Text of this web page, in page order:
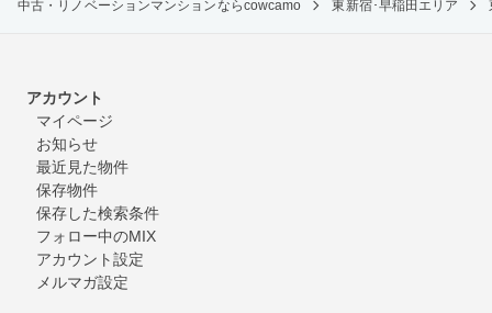
中古・リノベーションマンションならcowcamo 東新宿･早稲田エリア
アカウント
マイページ
お知らせ
最近見た物件
保存物件
保存した検索条件
フォロー中のMIX
アカウント設定
メルマガ設定